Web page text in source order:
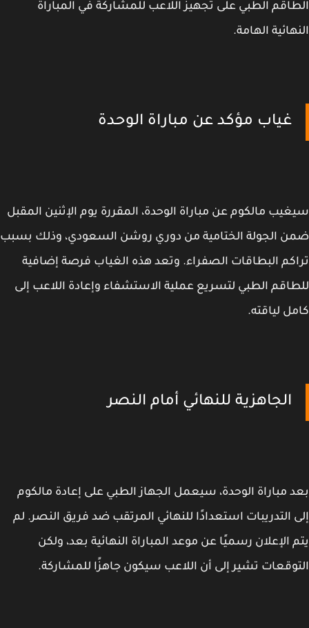
الطبي على تجهيز اللاعب للمشاركة في المباراة
الهامة.
غياب مؤكد عن مباراة الوحدة
مالكوم عن مباراة الوحدة، المقررة يوم الإثنين المقبل
الجولة الختامية من دوري روشن السعودي، وذلك بسبب
البطاقات الصفراء. وتعد هذه الغياب فرصة إضافية
الطبي لتسريع عملية الاستشفاء وإعادة اللاعب إلى
لياقته.
الجاهزية للنهائي أمام النصر
مباراة الوحدة، سيعمل الجهاز الطبي على إعادة مالكوم
التدريبات استعدادًا للنهائي المرتقب ضد فريق النصر. لم
الإعلان رسميًا عن موعد المباراة النهائية بعد، ولكن
تشير إلى أن اللاعب سيكون جاهزًا للمشاركة.